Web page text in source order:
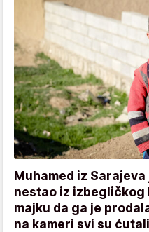
Muhamed iz
nestao iz izbegličkog
majku da ga je
na kameri svi su ćutali